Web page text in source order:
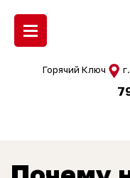
Горячий Ключ